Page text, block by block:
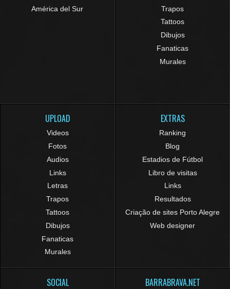
América del Sur
Trapos
Tattoos
Dibujos
Fanaticas
Murales
UPLOAD
Videos
Fotos
Audios
Links
Letras
Trapos
Tattoos
Dibujos
Fanaticas
Murales
EXTRAS
Ranking
Blog
Estadios de Fútbol
Libro de visitas
Links
Resultados
Criação de sites Porto Alegre
Web designer
SOCIAL BARRABRAVA.NET